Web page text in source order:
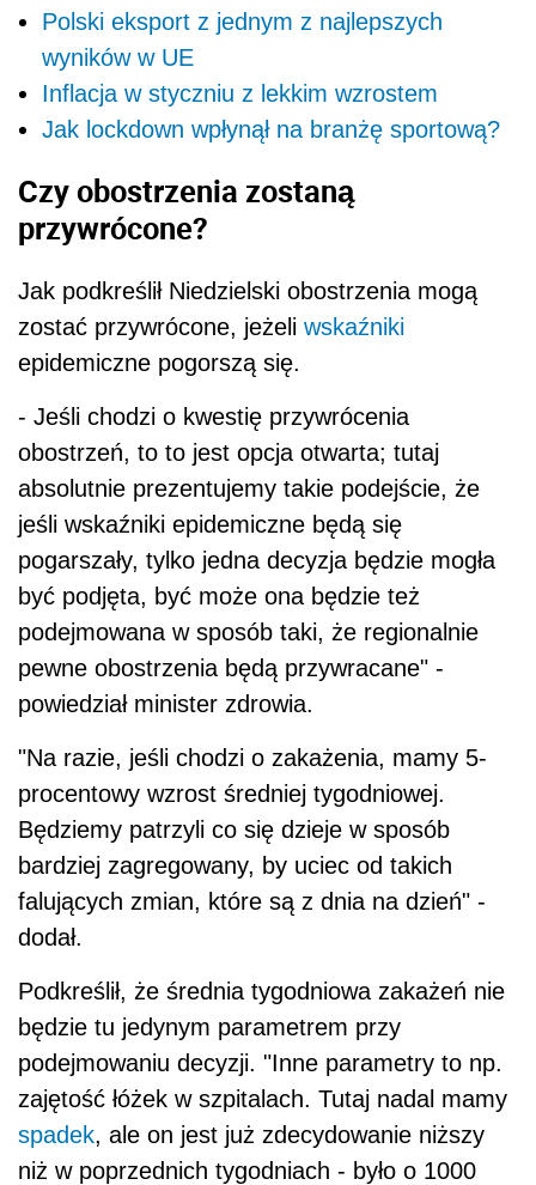
Polski eksport z jednym z najlepszych
wyników w UE
Inflacja w styczniu z lekkim wzrostem
Jak lockdown wpłynął na branżę sportową?
Czy obostrzenia zostaną
przywrócone?
Jak podkreślił Niedzielski obostrzenia mogą
zostać przywrócone, jeżeli wskaźniki
epidemiczne pogorszą się.
- Jeśli chodzi o kwestię przywrócenia
obostrzeń, to to jest opcja otwarta; tutaj
absolutnie prezentujemy takie podejście, że
jeśli wskaźniki epidemiczne będą się
pogarszały, tylko jedna decyzja będzie mogła
być podjęta, być może ona będzie też
podejmowana w sposób taki, że regionalnie
pewne obostrzenia będą przywracane" -
powiedział minister zdrowia.
"Na razie, jeśli chodzi o zakażenia, mamy 5-
procentowy wzrost średniej tygodniowej.
Będziemy patrzyli co się dzieje w sposób
bardziej zagregowany, by uciec od takich
falujących zmian, które są z dnia na dzień" -
dodał.
Podkreślił, że średnia tygodniowa zakażeń nie
będzie tu jedynym parametrem przy
podejmowaniu decyzji. "Inne parametry to np.
zajętość łóżek w szpitalach. Tutaj nadal mamy
spadek, ale on jest już zdecydowanie niższy
niż w poprzednich tygodniach - było o 1000